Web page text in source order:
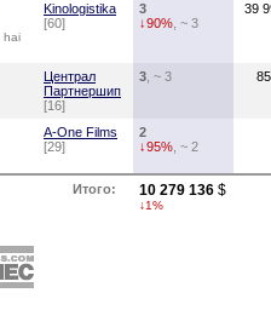
hai
Kinologistika
[60]
3
↓90% , ~ 3
39
Централ
Партнершип
[16]
3 , ~ 3
A-One Films
[29]
2
↓95% , ~ 2
Итого: 10 279 136 $
↓1%